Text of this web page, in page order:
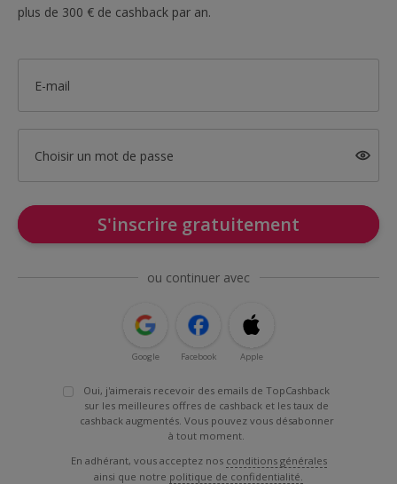
plus de 300 € de cashback par an.
E-mail
Choisir un mot de passe
S'inscrire gratuitement
ou continuer avec
Google Facebook Apple
Oui, j'aimerais recevoir des emails de TopCashback
sur les meilleures offres de cashback et les taux de
cashback augmentés. Vous pouvez vous désabonner
à tout moment.
En adhérant, vous acceptez nos conditions générales
ainsi que notre politique de confidentialité.